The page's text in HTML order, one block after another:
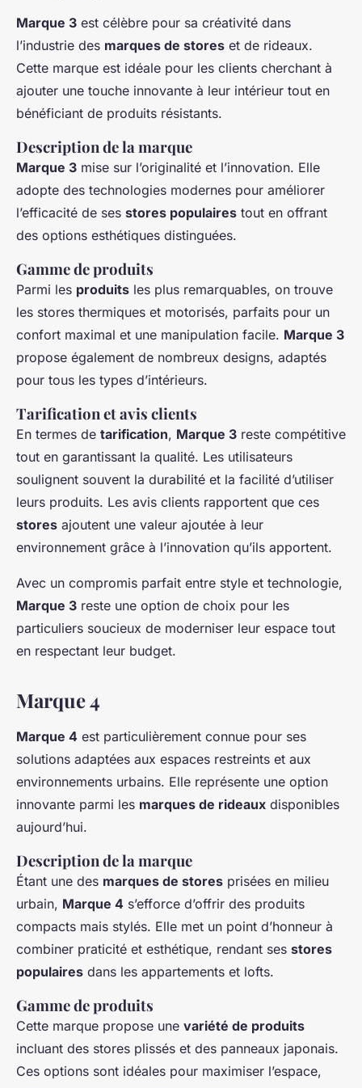
Marque 3 est célèbre pour sa créativité dans
l’industrie des marques de stores et de rideaux.
Cette marque est idéale pour les clients cherchant à
ajouter une touche innovante à leur intérieur tout en
bénéficiant de produits résistants.
Description de la marque
Marque 3 mise sur l’originalité et l’innovation. Elle
adopte des technologies modernes pour améliorer
l’efficacité de ses stores populaires tout en offrant
des options esthétiques distinguées.
Gamme de produits
Parmi les produits les plus remarquables, on trouve
les stores thermiques et motorisés, parfaits pour un
confort maximal et une manipulation facile. Marque 3
propose également de nombreux designs, adaptés
pour tous les types d’intérieurs.
Tarification et avis clients
En termes de tarification, Marque 3 reste compétitive
tout en garantissant la qualité. Les utilisateurs
soulignent souvent la durabilité et la facilité d’utiliser
leurs produits. Les avis clients rapportent que ces
stores ajoutent une valeur ajoutée à leur
environnement grâce à l’innovation qu’ils apportent.
Avec un compromis parfait entre style et technologie,
Marque 3 reste une option de choix pour les
particuliers soucieux de moderniser leur espace tout
en respectant leur budget.
Marque 4
Marque 4 est particulièrement connue pour ses
solutions adaptées aux espaces restreints et aux
environnements urbains. Elle représente une option
innovante parmi les marques de rideaux disponibles
aujourd’hui.
Description de la marque
Étant une des marques de stores prisées en milieu
urbain, Marque 4 s’efforce d’offrir des produits
compacts mais stylés. Elle met un point d’honneur à
combiner praticité et esthétique, rendant ses stores
populaires dans les appartements et lofts.
Gamme de produits
Cette marque propose une variété de produits
incluant des stores plissés et des panneaux japonais.
Ces options sont idéales pour maximiser l’espace,